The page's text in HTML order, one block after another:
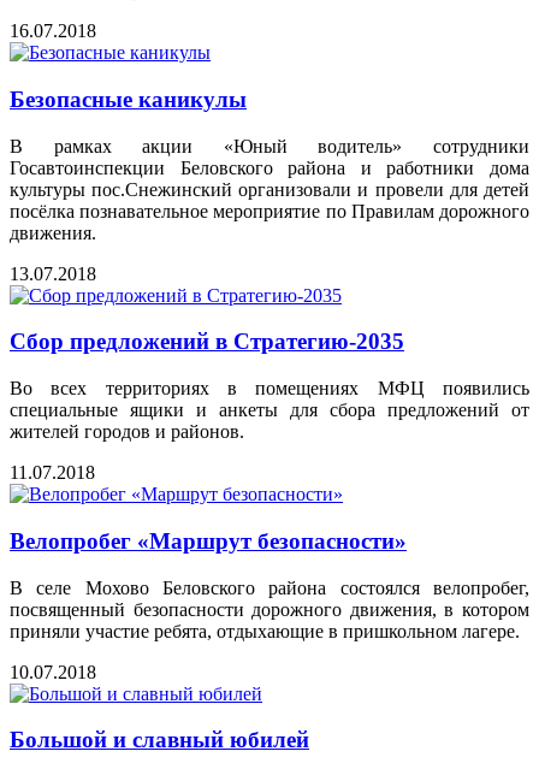
16.07.2018
Безопасные каникулы
В рамках акции «Юный водитель» сотрудники
Госавтоинспекции Беловского района и работники дома
культуры пос.Снежинский организовали и провели для детей
посёлка познавательное мероприятие по Правилам дорожного
движения.
13.07.2018
Сбор предложений в Стратегию-2035
Во всех территориях в помещениях МФЦ появились
специальные ящики и анкеты для сбора предложений от
жителей городов и районов.
11.07.2018
Велопробег «Маршрут безопасности»
В селе Мохово Беловского района состоялся велопробег,
посвященный безопасности дорожного движения, в котором
приняли участие ребята, отдыхающие в пришкольном лагере.
10.07.2018
Большой и славный юбилей